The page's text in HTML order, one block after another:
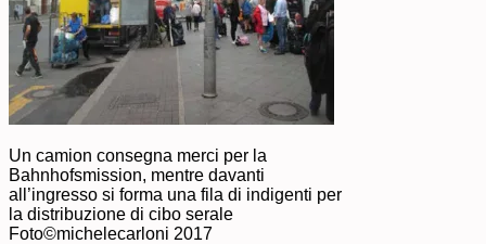
Un camion consegna merci per la
Bahnhofsmission, mentre davanti
all’ingresso si forma una fila di indigenti per
la distribuzione di cibo serale
Foto©michelecarloni 2017